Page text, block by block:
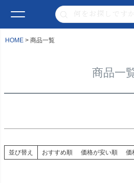
HOME 商品一覧
商品一
新着順
登録順
価格が高い順
キーワードヒット順
検索
並び替え おすすめ順 価格が安い順 価